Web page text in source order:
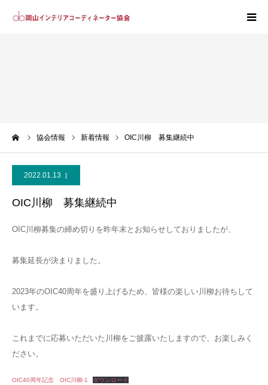
協会情報 新着情報 OIC川柳 募集継続中
2022.01.13
OIC川柳 募集継続中
OIC川柳募集の締め切りを昨年末とお知らせしておりましたが、
募集延長が決まりました。
2023年のOIC40周年を盛り上げるため、皆様の楽しい川柳お待ちして
います。
これまでに応募いただいた川柳をご披露いたしますので、お楽しみく
ださい。
OIC40周年記念 OIC川柳-1 ダウンロード
入会案内